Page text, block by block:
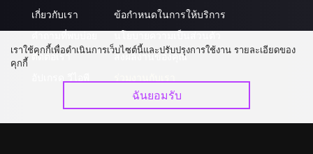
เกี่ยวกับเรา
ติดต่อเรา
ข้อกำหนดในการให้บริการ
ส่งผลงานของคุณ
เราใช้คุกกี้เพื่อดำเนินการเว็บไซต์นี้และปรับปรุงการใช้งาน รายละเอียดของ
คุกกี้
ฉันยอมรับ